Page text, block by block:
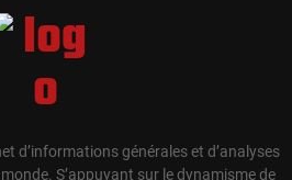
d’informations générales et d’analyses
S’appuyant sur le dynamisme de